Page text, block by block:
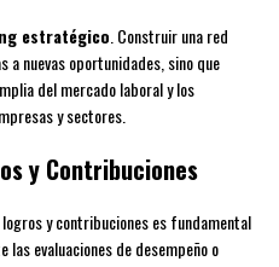
estratégico. Construir una red
nuevas oportunidades, sino que
del mercado laboral y los
y sectores.
y Contribuciones
y contribuciones es fundamental
evaluaciones de desempeño o